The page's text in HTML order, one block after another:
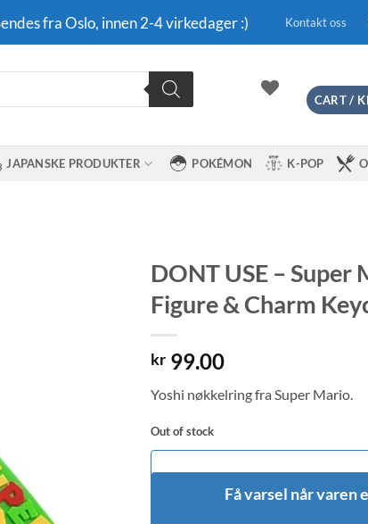
fra Oslo, innen 2-4 virkedager :) Kontakt oss
CART /
JAPANSKE PRODUKTER POKÉMON K-POP
DONT USE – Super
Figure & Charm
kr99.00
Yoshi nøkkelring fra Super Mario.
Out of stock
Få varsel når varen